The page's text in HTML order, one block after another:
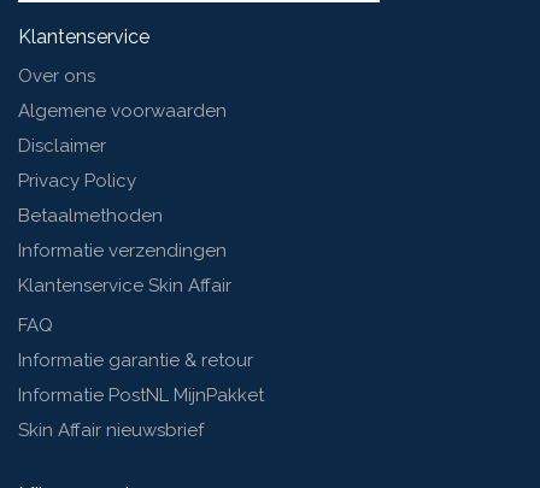
Klantenservice
Over ons
Algemene voorwaarden
Disclaimer
Privacy Policy
Betaalmethoden
Informatie verzendingen
Klantenservice Skin Affair
FAQ
Informatie garantie & retour
Informatie PostNL MijnPakket
Skin Affair nieuwsbrief